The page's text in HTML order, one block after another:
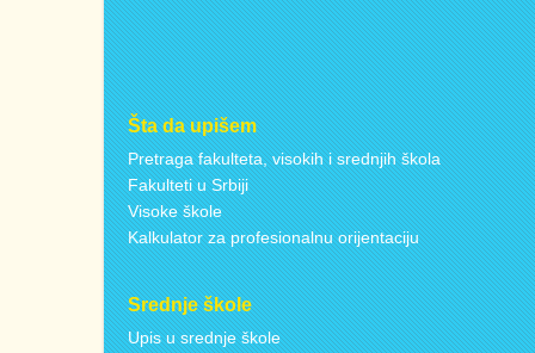
Šta da upišem
Pretraga fakulteta, visokih i srednjih škola
Fakulteti u Srbiji
Visoke škole
Kalkulator za profesionalnu orijentaciju
Srednje škole
Upis u srednje škole